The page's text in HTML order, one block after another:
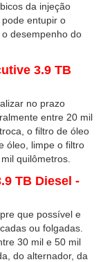
da injeção
entupir o
desempenho do
3.9 TB
no prazo
entre 20 mil
o filtro de óleo
óleo, limpe o filtro
quilômetros.
TB Diesel -
que possível e
ou folgadas.
30 mil e 50 mil
do alternador, da